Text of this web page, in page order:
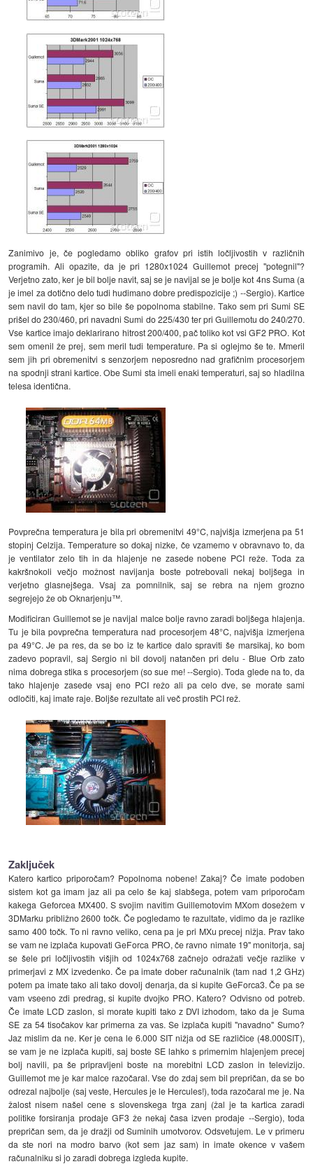
Zanimivo je, če pogledamo obliko grafov pri istih ločljivostih v različnih
programih. Ali opazite, da je pri 1280x1024 Guillemot precej "potegnil"?
Verjetno zato, ker je bil bolje navit, saj se je navijal se je bolje kot 4ns Suma (a
je imel za dotično delo tudi hudimano dobre predispozicije ;) --Sergio). Kartice
sem navil do tam, kjer so bile še popolnoma stabilne. Tako sem pri Sumi SE
prišel do 230/460, pri navadni Sumi do 225/430 ter pri Guillemotu do 240/270.
Vse kartice imajo deklarirano hitrost 200/400, pač toliko kot vsi GF2 PRO. Kot
sem omenil že prej, sem meril tudi temperature. Pa si oglejmo še te. Mmeril
sem jih pri obremenitvi s senzorjem neposredno nad grafičnim procesorjem
na spodnji strani kartice. Obe Sumi sta imeli enaki temperaturi, saj so hladilna
telesa identična.
Povprečna temperatura je bila pri obremenitvi 49°C, najvišja izmerjena pa 51
stopinj Celzija. Temperature so dokaj nizke, če vzamemo v obravnavo to, da
je ventilator zelo tih in da hlajenje ne zasede nobene PCI reže. Toda za
kakršnokoli večjo možnost navijanja boste potrebovali nekaj boljšega in
verjetno glasnejšega. Vsaj za pomnilnik, saj se rebra na njem grozno
segrejejo že ob Oknarjenju™.
Modificiran Guillemot se je navijal malce bolje ravno zaradi boljšega hlajenja.
Tu je bila povprečna temperatura nad procesorjem 48°C, najvišja izmerjena
pa 49°C. Je pa res, da se bo iz te kartice dalo spraviti še marsikaj, ko bom
zadevo popravil, saj Sergio ni bil dovolj natančen pri delu - Blue Orb zato
nima dobrega stika s procesorjem (so sue me! --Sergio). Toda glede na to, da
tako hlajenje zasede vsaj eno PCI režo ali pa celo dve, se morate sami
odločiti, kaj imate raje. Boljše rezultate ali več prostih PCI rež.
Zaključek
Katero kartico priporočam? Popolnoma nobene! Zakaj? Če imate podoben
sistem kot ga imam jaz ali pa celo še kaj slabšega, potem vam priporočam
kakega Geforcea MX400. S svojim navitim Guillemotovim MXom dosežem v
3DMarku približno 2600 točk. Če pogledamo te razultate, vidimo da je razlike
samo 400 točk. To ni ravno veliko, cena pa je pri MXu precej nižja. Prav tako
se vam ne izplača kupovati GeForca PRO, če ravno nimate 19" monitorja, saj
se šele pri ločljivostih višjih od 1024x768 začnejo odražati večje razlike v
primerjavi z MX izvedenko. Če pa imate dober računalnik (tam nad 1,2 GHz)
potem pa imate tako ali tako dovolj denarja, da si kupite GeForca3. Če pa se
vam vseeno zdi predrag, si kupite dvojko PRO. Katero? Odvisno od potreb.
Če imate LCD zaslon, si morate kupiti tako z DVI izhodom, tako da je Suma
SE za 54 tisočakov kar primerna za vas. Se izplača kupiti "navadno" Sumo?
Jaz mislim da ne. Ker je cena le 6.000 SIT nižja od SE različice (48.000SIT),
se vam je ne izplača kupiti, saj boste SE lahko s primernim hlajenjem precej
bolj navili, pa še pripravljeni boste na morebitni LCD zaslon in televizijo.
Guillemot me je kar malce razočaral. Vse do zdaj sem bil prepričan, da se bo
odrezal najbolje (saj veste, Hercules je le Hercules!), toda razočaral me je. Na
žalost nisem našel cene s slovenskega trga zanj (žal je ta kartica zaradi
politike forsiranja prodaje GF3 že nekaj časa izven prodaje --Sergio), toda
prepričan sem, da je dražji od Suminih umotvorov. Odsvetujem. Le v primeru
da ste nori na modro barvo (kot sem jaz sam) in imate okence v vašem
računalniku si jo zaradi dobrega izgleda kupite.